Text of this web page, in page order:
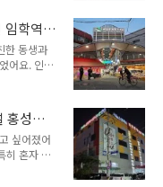
동에서
비에서 돈
여야 해요.
기 때문에
실해지니
상승해요.
서 해미를
임학역
한 동생과
어요. 인천
여기저기
한 동생과
경할 계
이었어요.
으로 가려
해요. 의정
홍성역
싶어졌어
히 혼자 여
행의 질 거